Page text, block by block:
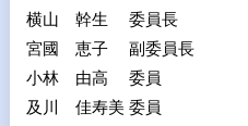
横山 幹生 委員長
宮國 恵子 副委員長
小林 由高 委員
及川 佳寿美 委員